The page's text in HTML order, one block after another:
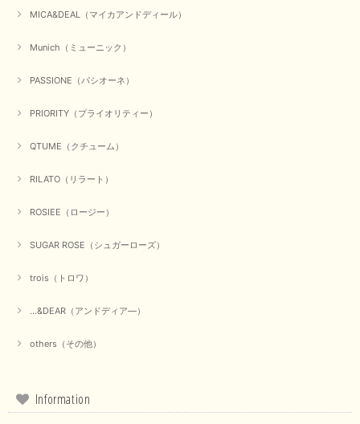
MICA&DEAL（マイカアンドディール）
Munich（ミューニック）
PASSIONE（パシオーネ）
PRIORITY（プライオリティー）
QTUME（クチューム）
RILATO（リラート）
ROSIEE（ロージー）
SUGAR ROSE（シュガーローズ）
trois（トロワ）
...&DEAR（アンドディア―）
others（その他）
Information